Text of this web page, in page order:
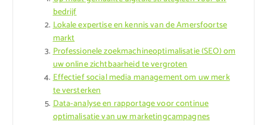
bedrijf
Lokale expertise en kennis van de Amersfoortse
markt
Professionele zoekmachineoptimalisatie (SEO) om
uw online zichtbaarheid te vergroten
Effectief social media management om uw merk
te versterken
Data-analyse en rapportage voor continue
optimalisatie van uw marketingcampagnes